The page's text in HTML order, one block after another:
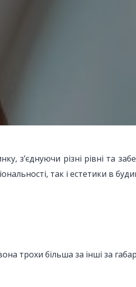
з’єднуючи різні рівні та
так і естетики в
трохи більша за інші за